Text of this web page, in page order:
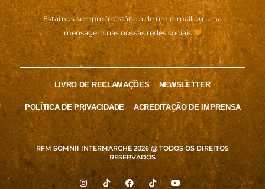
Estamos sempre à distância de um e-mail ou uma
mensagem nas nossas redes sociais
LIVRO DE RECLAMAÇÕES NEWSLETTER
POLÍTICA DE PRIVACIDADE ACREDITAÇÃO DE IMPRENSA
RFM SOMNII INTERMARCHÉ 2026 @ TODOS OS DIREITOS
RESERVADOS